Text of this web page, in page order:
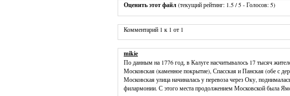
Оценить этот файл(текущий рейтинг: 1.5 / 5 - Голосов: 5)
Комментарий 1 к 1 от 1
mikie
По данным на 1776 год, в Калуге насчитывалось 17 тысяч
Московская (каменное покрытие), Спасская и Панская (обе с
Московская улица начиналась у перевоза через Оку,
филармонии. С этого места продолжением Московской была